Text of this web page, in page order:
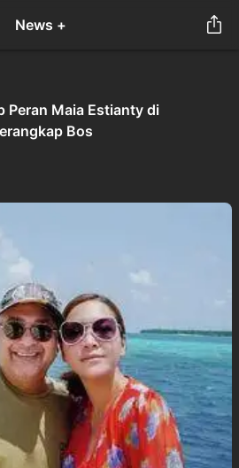
News +
Peran Maia Estianty di
Bos